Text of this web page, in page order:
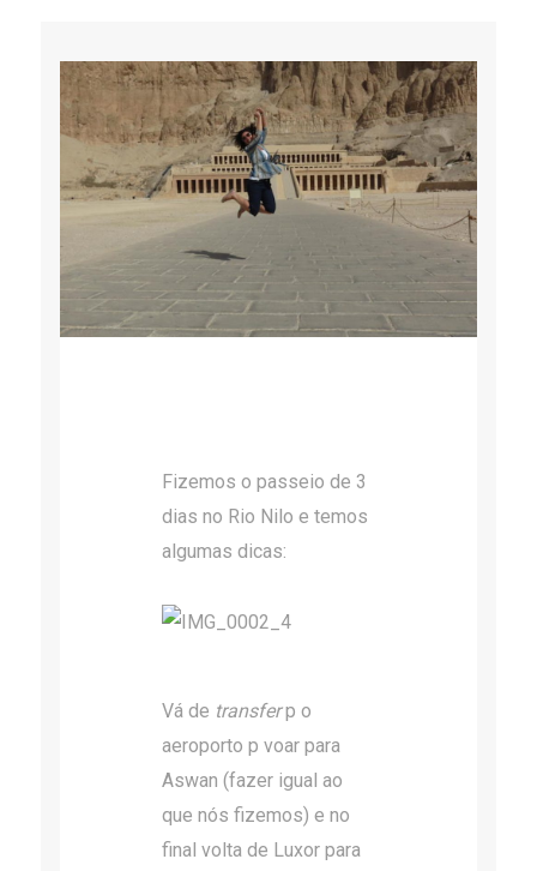
Fizemos o passeio de 3
dias no Rio Nilo e temos
algumas dicas:
Vá de transferp o
aeroporto p voar para
Aswan (fazer igual ao
que nós fizemos) e no
final volta de Luxor para